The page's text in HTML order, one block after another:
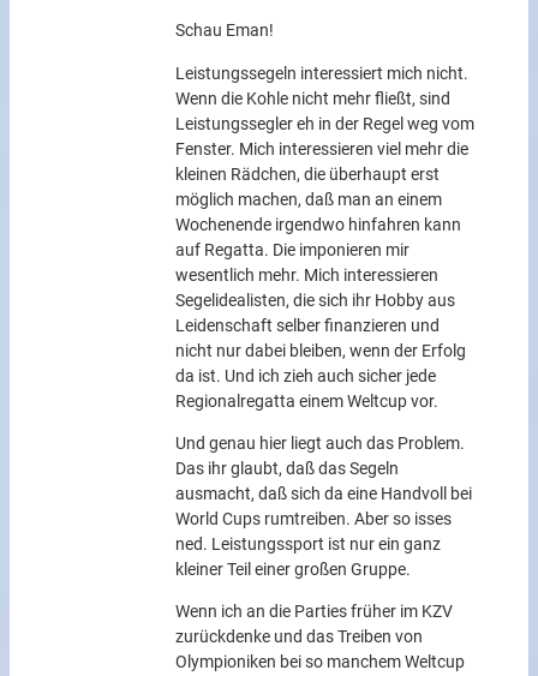
Schau Eman!
Leistungssegeln interessiert mich nicht.
Wenn die Kohle nicht mehr fließt, sind
Leistungssegler eh in der Regel weg vom
Fenster. Mich interessieren viel mehr die
kleinen Rädchen, die überhaupt erst
möglich machen, daß man an einem
Wochenende irgendwo hinfahren kann
auf Regatta. Die imponieren mir
wesentlich mehr. Mich interessieren
Segelidealisten, die sich ihr Hobby aus
Leidenschaft selber finanzieren und
nicht nur dabei bleiben, wenn der Erfolg
da ist. Und ich zieh auch sicher jede
Regionalregatta einem Weltcup vor.
Und genau hier liegt auch das Problem.
Das ihr glaubt, daß das Segeln
ausmacht, daß sich da eine Handvoll bei
World Cups rumtreiben. Aber so isses
ned. Leistungssport ist nur ein ganz
kleiner Teil einer großen Gruppe.
Wenn ich an die Parties früher im KZV
zurückdenke und das Treiben von
Olympioniken bei so manchem Weltcup